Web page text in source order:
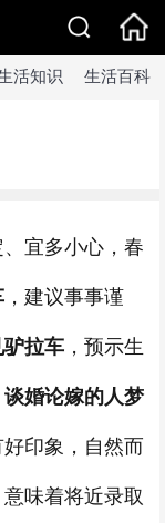
活知识 生活百科
、宜多小心，春
，建议事事谨
拉车 ，预示生
谈婚论嫁的人梦
好印象，自然而
意味着将近录取